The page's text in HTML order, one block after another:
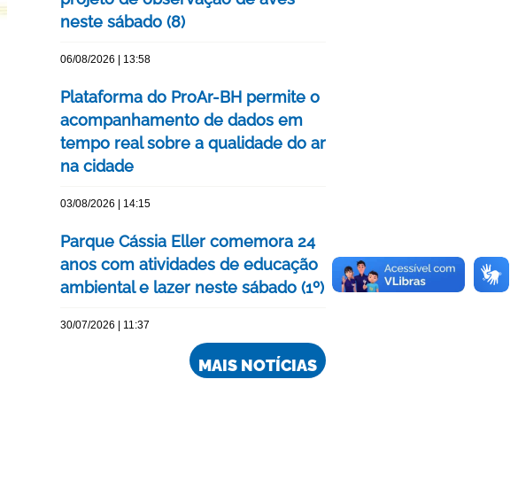
neste sábado (8)
06/08/2026 | 13:58
Plataforma do ProAr-BH permite o
acompanhamento de dados em
tempo real sobre a qualidade do ar
na cidade
03/08/2026 | 14:15
Parque Cássia Eller comemora 24
anos com atividades de educação
ambiental e lazer neste sábado (1º)
30/07/2026 | 11:37
MAIS NOTÍCIAS